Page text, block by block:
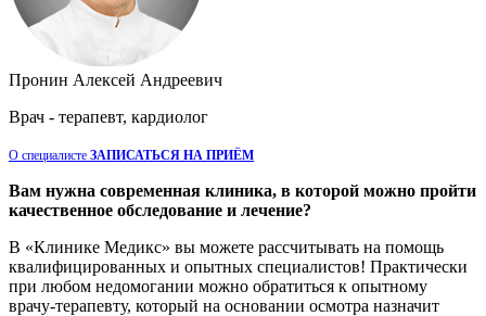
Пронин Алексей Андреевич
Врач - терапевт, кардиолог
О специалисте ЗАПИСАТЬСЯ НА ПРИЁМ
Вам нужна современная клиника, в которой можно пройти
качественное обследование и лечение?
В «Клинике Медикс» вы можете рассчитывать на помощь
квалифицированных и опытных специалистов! Практически
при любом недомогании можно обратиться к опытному
врачу-терапевту, который на основании осмотра назначит